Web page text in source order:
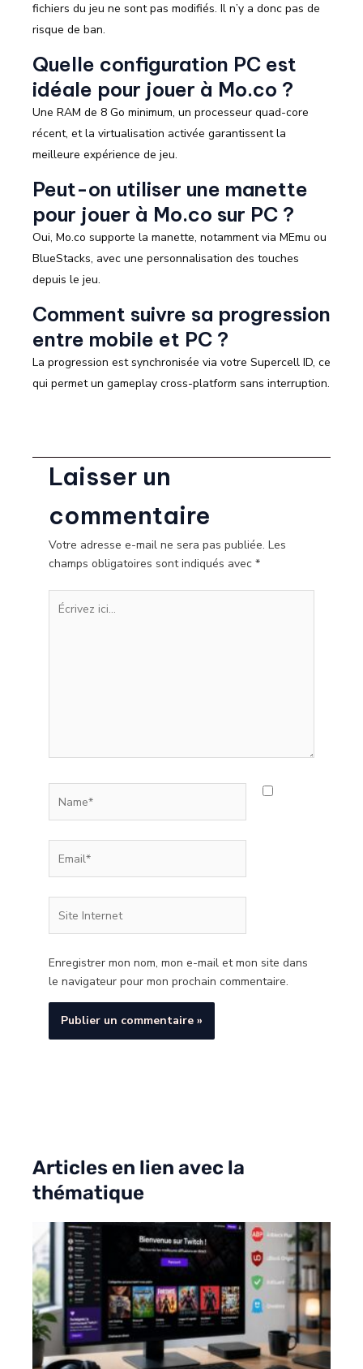
fichiers du jeu ne sont pas modifiés. Il n’y a donc pas de
risque de ban.
Quelle configuration PC est
idéale pour jouer à Mo.co ?
Une RAM de 8 Go minimum, un processeur quad-core
récent, et la virtualisation activée garantissent la
meilleure expérience de jeu.
Peut-on utiliser une manette
pour jouer à Mo.co sur PC ?
Oui, Mo.co supporte la manette, notamment via MEmu ou
BlueStacks, avec une personnalisation des touches
depuis le jeu.
Comment suivre sa progression
entre mobile et PC ?
La progression est synchronisée via votre Supercell ID, ce
qui permet un gameplay cross-platform sans interruption.
Laisser un
commentaire
Votre adresse e-mail ne sera pas publiée. Les
champs obligatoires sont indiqués avec *
Écrivez
ici…
Internet
Enregistrer mon nom, mon e-mail et mon site dans
le navigateur pour mon prochain commentaire.
Articles en lien avec la
thématique